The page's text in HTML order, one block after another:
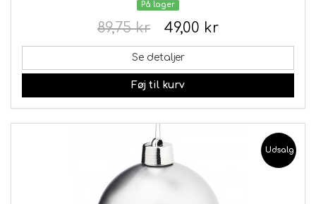
På lager
49,00 kr
89,75 kr
Se detaljer
Føj til kurv
Udsalg